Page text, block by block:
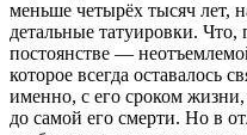
меньше четырёх тысяч лет,
детальные татуировки.
постоянстве —
которое всегда оставалось
именно, с его сроком
до самой его смерти. Но в